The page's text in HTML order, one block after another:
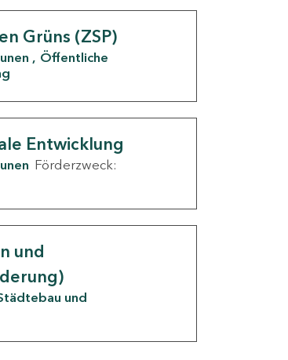
Grüns (ZSP)
Öffentliche
Entwicklung
Förderzweck:
und
und